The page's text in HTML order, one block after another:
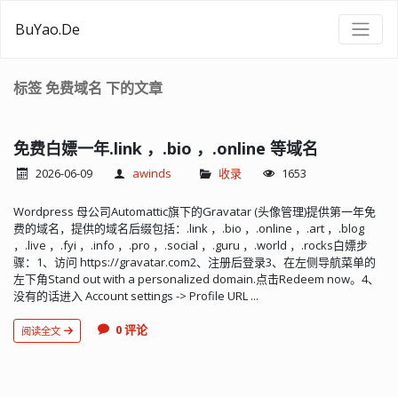
BuYao.De
标签 免费域名 下的文章
免费白嫖一年.link ，.bio ，.online 等域名
2026-06-09 awinds 收录 1653
Wordpress 母公司Automattic旗下的Gravatar (头像管理)提供第一年免
费的域名，提供的域名后缀包括：.link ，.bio ，.online ，.art ，.blog
，.live ，.fyi ，.info ，.pro ，.social ，.guru ，.world ，.rocks白嫖步
骤：1、访问 https://gravatar.com2、注册后登录3、在左侧导航菜单的
左下角Stand out with a personalized domain.点击Redeem now。4、
没有的话进入 Account settings -> Profile URL ...
阅读全文 0 评论